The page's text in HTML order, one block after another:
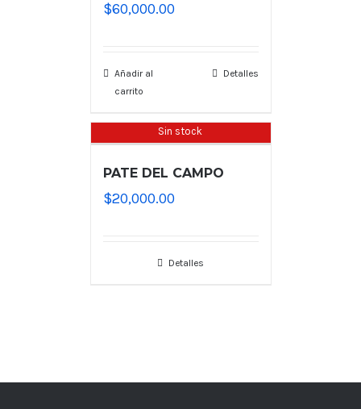
$60,000.00
Añadir al
carrito
Detalles
Sin stock
PATE DEL CAMPO
$20,000.00
Detalles